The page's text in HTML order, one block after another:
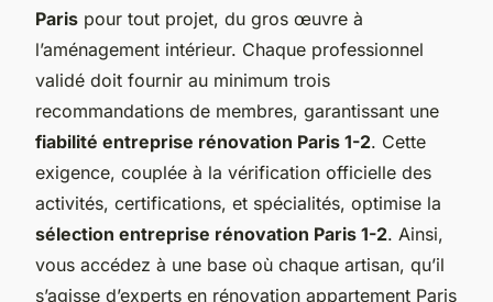
Paris pour tout projet, du gros œuvre à
l’aménagement intérieur. Chaque professionnel
validé doit fournir au minimum trois
recommandations de membres, garantissant une
fiabilité entreprise rénovation Paris 1-2. Cette
exigence, couplée à la vérification officielle des
activités, certifications, et spécialités, optimise la
sélection entreprise rénovation Paris 1-2. Ainsi,
vous accédez à une base où chaque artisan, qu’il
s’agisse d’experts en rénovation appartement Paris